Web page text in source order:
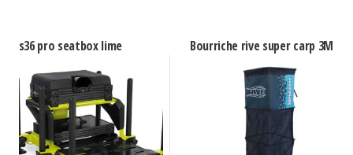
variations.
Les
options
peuvent
plusieurs
variations.
Les
options
peuvent
s36 pro seatbox lime Bourriche rive super carp 3M